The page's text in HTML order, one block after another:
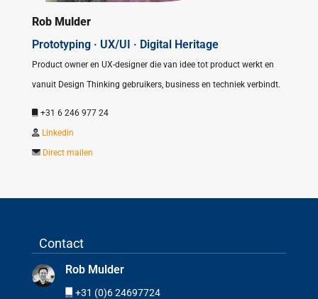
Rob Mulder
Prototyping · UX/UI · Digital Heritage
Product owner en UX-designer die van idee tot product werkt en
vanuit Design Thinking gebruikers, business en techniek verbindt.
+31 6 246 977 24
Linkedin
Direct mailen
Contact
Rob Mulder
+31 (0)6 24697724